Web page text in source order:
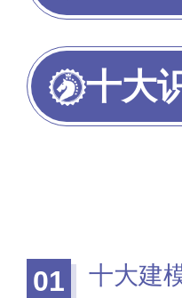
十大
01
十大建